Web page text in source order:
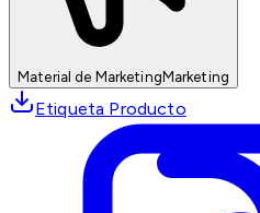
Material de MarketingMarketing
Etiqueta Producto